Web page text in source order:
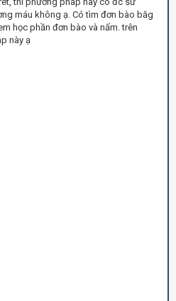
máu không ạ. Có tìm đơn bào băg
học phần đơn bào và nấm. trên
này ạ